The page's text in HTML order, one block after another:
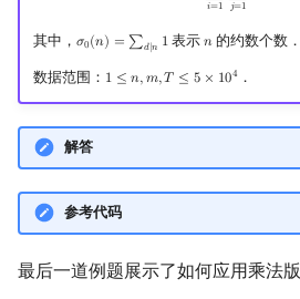
𝑖=1 𝑗=1
其中， 𝜎0(𝑛) = ∑𝑑∣𝑛 1
σ0(n) =∑d∣n1 表示 𝑛
n的约数个数．
数据范围： 1 ≤ 𝑛,𝑚,𝑇 ≤ 5 × 104
1≤n m, T≤5×104 ．
解答
参考代码
最后一道例题展示了如何应用乘法